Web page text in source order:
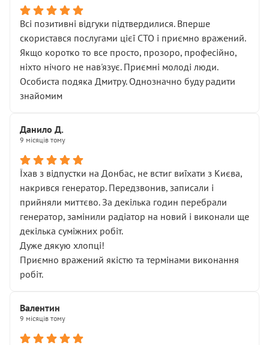
Всі позитивні відгуки підтвердилися. Вперше
скористався послугами цієї СТО і приємно вражений.
Якщо коротко то все просто, прозоро, професійно,
ніхто нічого не нав'язує. Приємні молоді люди.
Особиста подяка Дмитру. Однозначно буду радити
знайомим
Данило Д.
9 місяців тому
Їхав з відпустки на Донбас, не встиг виїхати з Києва,
накрився генератор. Передзвонив, записали і
прийняли миттєво. За декілька годин перебрали
генератор, замінили радіатор на новий і виконали ще
декілька суміжних робіт.
Дуже дякую хлопці!
Приємно вражений якістю та термінами виконання
робіт.
Валентин
9 місяців тому